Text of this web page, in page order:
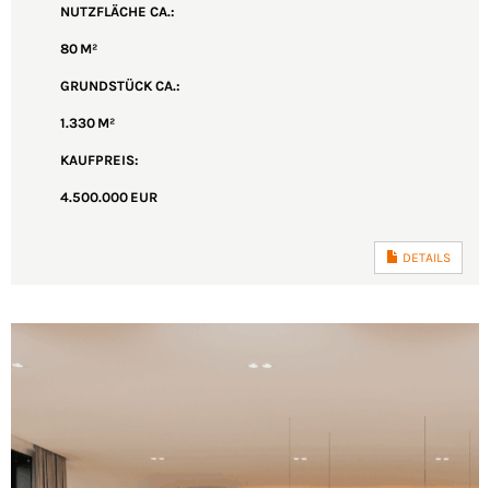
NUTZFLÄCHE CA.:
80 M²
GRUND­STÜCK CA.:
1.330 M²
KAUFPREIS:
4.500.000 EUR
DETAILS